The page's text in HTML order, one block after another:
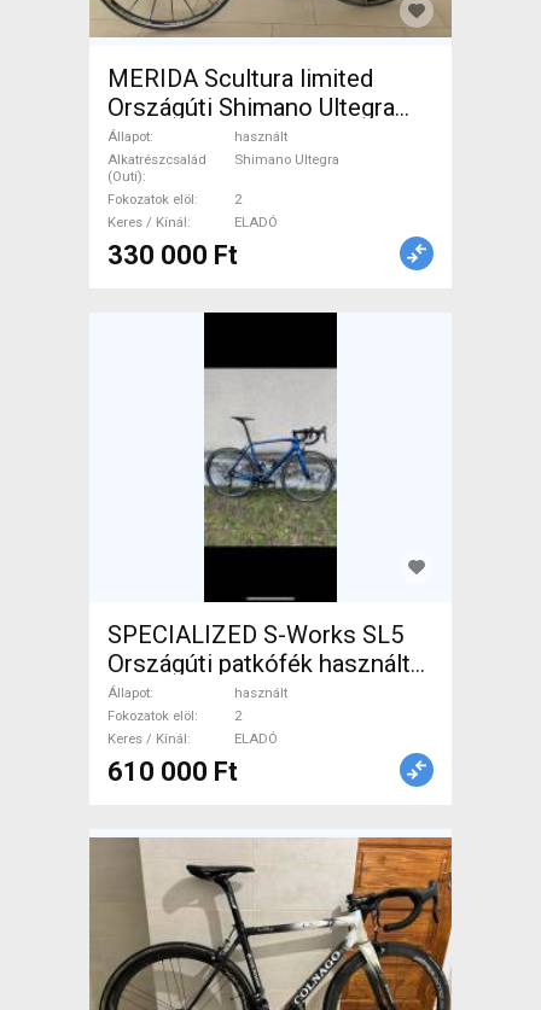
MERIDA Scultura limited
Országúti Shimano Ultegra
patkófék használt ELADÓ
Állapot
használt
Alkatrészcsalád
(Outi)
Shimano Ultegra
Fokozatok elöl
2
Keres / Kínál
ELADÓ
330 000 Ft
SPECIALIZED S-Works SL5
Országúti patkófék használt
ELADÓ
Állapot
használt
Fokozatok elöl
2
Keres / Kínál
ELADÓ
610 000 Ft